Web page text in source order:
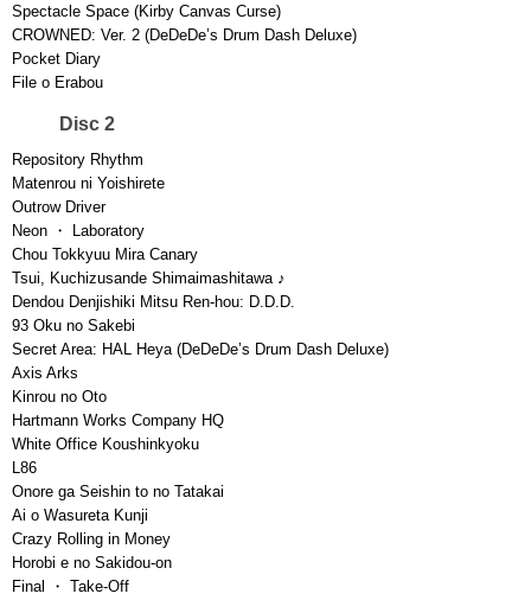
Spectacle Space (Kirby Canvas Curse)
CROWNED: Ver. 2 (DeDeDe’s Drum Dash Deluxe)
Pocket Diary
File o Erabou
Disc 2
Repository Rhythm
Matenrou ni Yoishirete
Outrow Driver
Neon ・ Laboratory
Chou Tokkyuu Mira Canary
Tsui, Kuchizusande Shimaimashitawa ♪
Dendou Denjishiki Mitsu Ren-hou: D.D.D.
93 Oku no Sakebi
Secret Area: HAL Heya (DeDeDe’s Drum Dash Deluxe)
Axis Arks
Kinrou no Oto
Hartmann Works Company HQ
White Office Koushinkyoku
L86
Onore ga Seishin to no Tatakai
Ai o Wasureta Kunji
Crazy Rolling in Money
Horobi e no Sakidou-on
Final ・ Take-Off